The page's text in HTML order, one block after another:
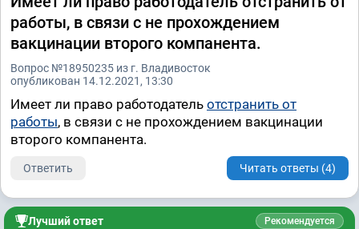
работы, в связи с не прохождением
вакцинации второго компанента.
Вопрос №18950235 из г. Владивосток
опубликован 14.12.2021, 13:30
Имеет ли право работодатель отстранить от
работы, в связи с не прохождением вакцинации
второго компанента.
Ответить Читать ответы (4)
Лучший ответ Рекомендуется